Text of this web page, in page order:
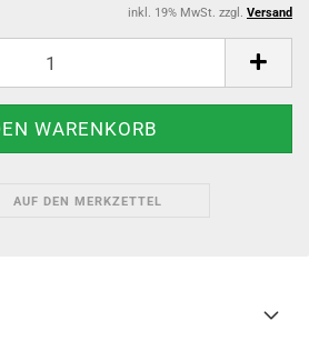
inkl. 19% MwSt. zzgl. Versand
AUF DEN MERKZETTEL